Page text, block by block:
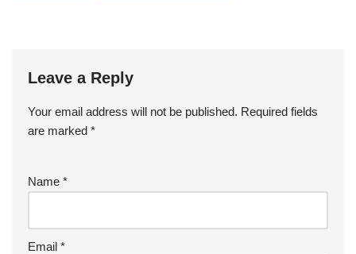
Leave a Reply
Your email address will not be published. Required fields
are marked *
Name *
Email *